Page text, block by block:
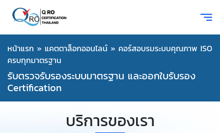
หน้าแรก » แคตตาล็อกออนไลน์ » คอร์สอบรมระบบคุณภาพ ISO
ครบทุกมาตรฐาน
รับตรวจรับรองระบบมาตรฐาน และออกใบรับรอง
Certification
บริการของเรา